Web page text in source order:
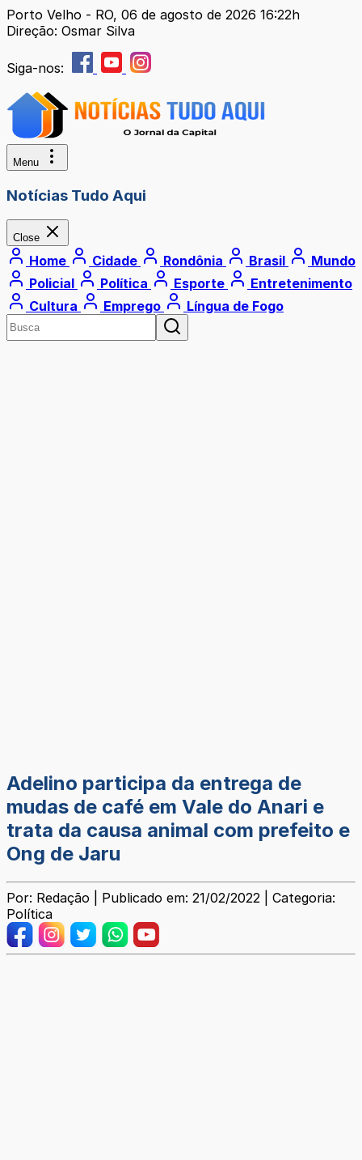
Porto Velho - RO, 06 de agosto de 2026 16:22h
Direção: Osmar Silva
Siga-nos:
Menu
Notícias Tudo Aqui
Close
Home Cidade Rondônia Brasil
Mundo
Policial
Política Esporte
Entretenimento
Cultura
Emprego Língua de Fogo
Adelino participa da entrega de
mudas de café em Vale do Anari e
trata da causa animal com prefeito e
Ong de Jaru
Por: Redação | Publicado em: 21/02/2022 | Categoria:
Política